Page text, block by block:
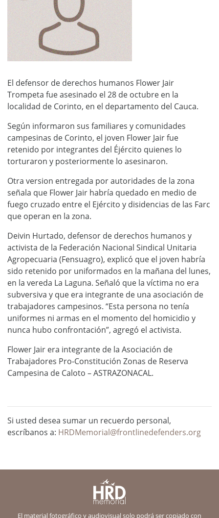
El defensor de derechos humanos Flower Jair
Trompeta fue asesinado el 28 de octubre en la
localidad de Corinto, en el departamento del Cauca.
Según informaron sus familiares y comunidades
campesinas de Corinto, el joven Flower Jair fue
retenido por integrantes del Éjército quienes lo
torturaron y posteriormente lo asesinaron.
Otra version entregada por autoridades de la zona
señala que Flower Jair habría quedado en medio de
fuego cruzado entre el Ejército y disidencias de las Farc
que operan en la zona.
Deivin Hurtado, defensor de derechos humanos y
activista de la Federación Nacional Sindical Unitaria
Agropecuaria (Fensuagro), explicó que el joven habría
sido retenido por uniformados en la mañana del lunes,
en la vereda La Laguna. Señaló que la víctima no era
subversiva y que era integrante de una asociación de
trabajadores campesinos. “Esta persona no tenía
uniformes ni armas en el momento del homicidio y
nunca hubo confrontación”, agregó el activista.
Flower Jair era integrante de la Asociación de
Trabajadores Pro-Constitución Zonas de Reserva
Campesina de Caloto – ASTRAZONACAL.
Si usted desea sumar un recuerdo personal,
escríbanos a: HRDMemorial@frontlinedefenders.org
El material fotográfico y audiovisual solo podrá ser copiado con